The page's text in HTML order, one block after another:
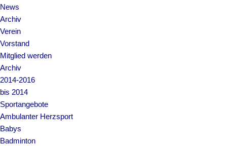
News
Archiv
Verein
Vorstand
Mitglied werden
Archiv
2014-2016
bis 2014
Sportangebote
Ambulanter Herzsport
Babys
Badminton